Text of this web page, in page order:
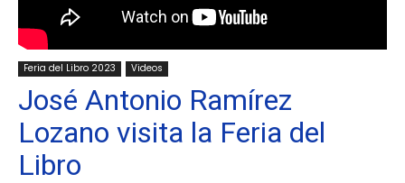
Feria del Libro 2023 Videos
José Antonio Ramírez
Lozano visita la Feria del
Libro